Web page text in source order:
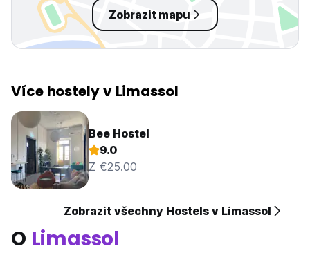
Zobrazit mapu
Více hostely v Limassol
Bee Hostel
9.0
Z €25.00
Zobrazit všechny Hostels v Limassol
O Limassol